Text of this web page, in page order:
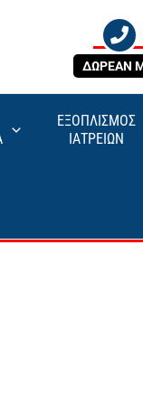
ΔΩΡΕΑΝ
ΕΞΟΠΛΙΣΜΟΣ
ΙΑΤΡΕΙΩΝ